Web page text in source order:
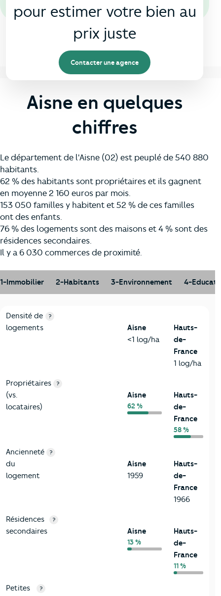
pour estimer votre bien au
prix juste
Contacter une agence
Aisne en quelques
chiffres
Le département de l'Aisne (02) est peuplé de 540 880
habitants.
62 % des habitants sont propriétaires et ils gagnent
en moyenne 2 160 euros par mois.
153 050 familles y habitent et 52 % de ces familles
ont des enfants.
76 % des logements sont des maisons et 4 % sont des
résidences secondaires.
Il y a 6 030 commerces de proximité.
1-Immobilier 2-Habitants 3-Environnement 4-
1-Immobilier
Critères Aisne
Densité de
logements
?
Aisne
<1 log/ha
Hauts-
de-
France
1 log/ha
Propriétaires
(vs.
locataires)
?
Aisne
62 %
Hauts-
de-
France
58 %
Ancienneté
du
logement
?
Aisne
1959
Hauts-
de-
France
1966
Résidences
secondaires
?
Aisne
13 %
Hauts-
de-
France
11 %
Petites
?